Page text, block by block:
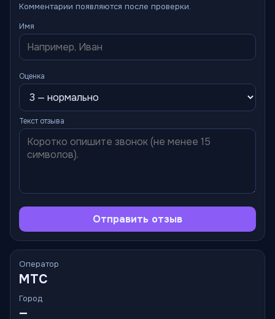
Комментарии появляются после проверки.
Имя
Оценка
Текст отзыва
Отправить отзыв
Оператор
МТС
Город
—